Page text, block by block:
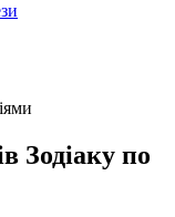
Зодіаку по